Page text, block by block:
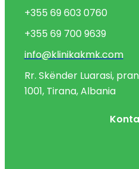
+355 69 603 0760
+355 69 700 9639
info@klinikakmk.com
Rr. Skënder Luarasi,
1001, Tirana, Albania